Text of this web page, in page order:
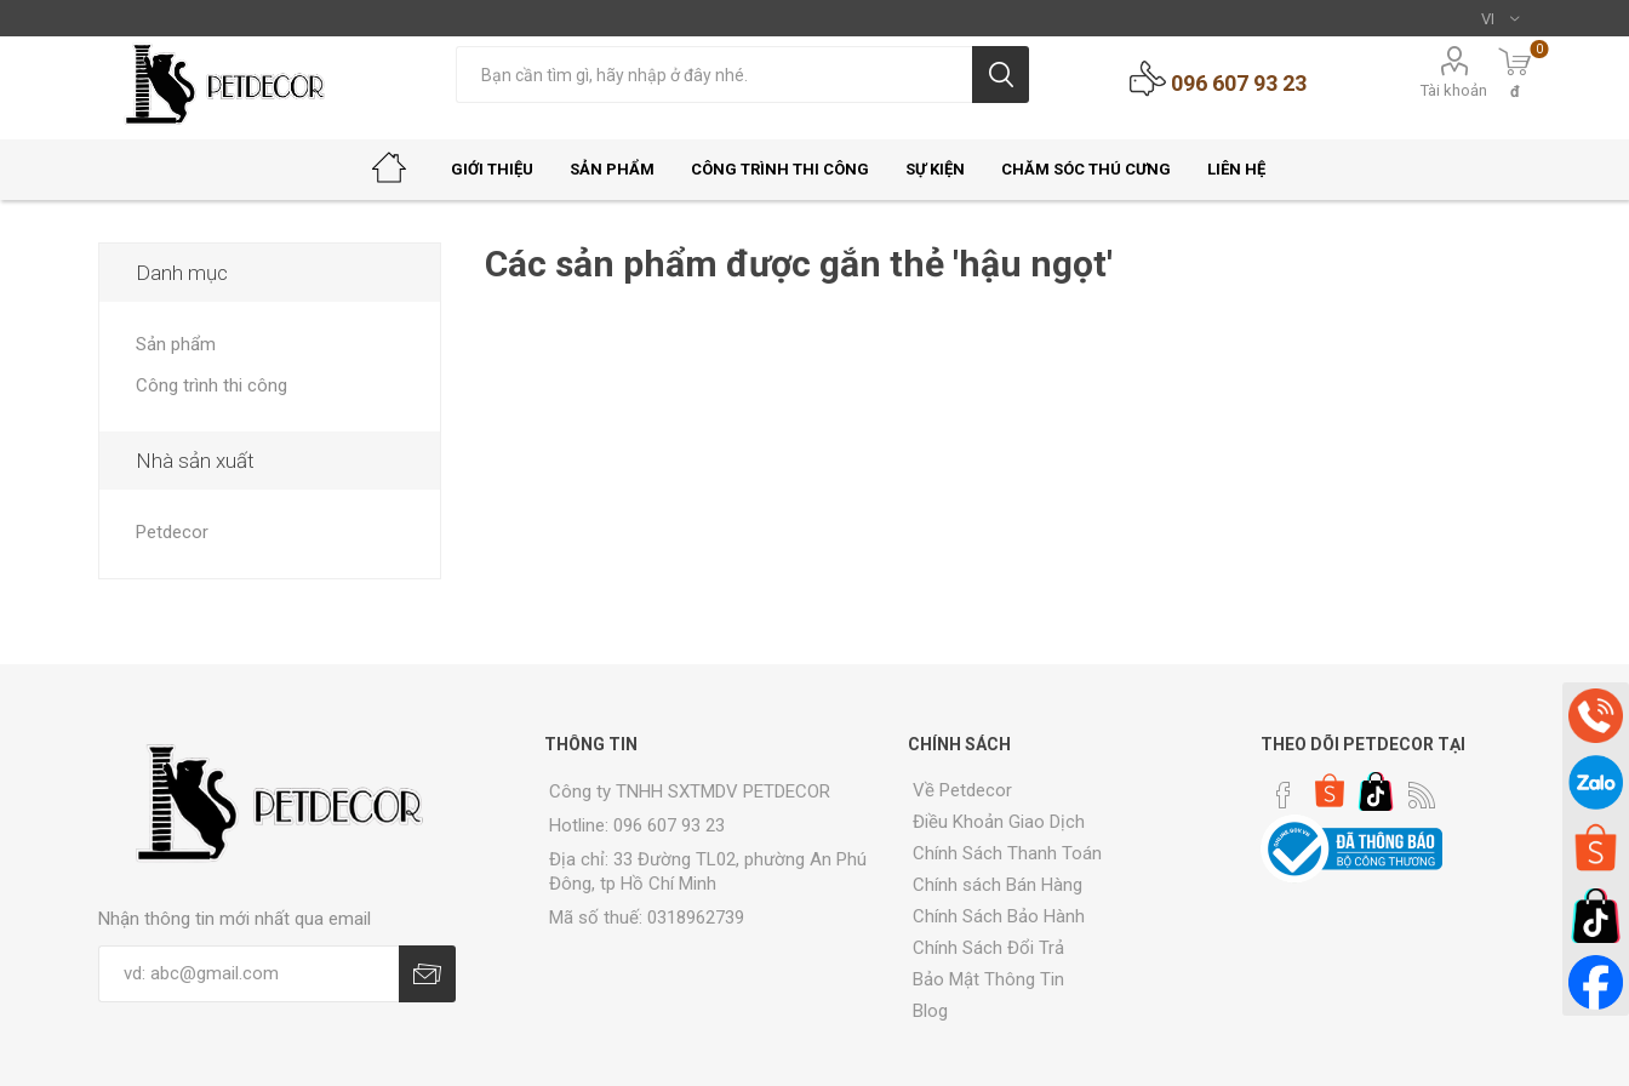
096 607 93 23 Tài khoản
0
đ
GIỚI THIỆU SẢN PHẨM CÔNG TRÌNH THI CÔNG SỰ KIỆN CHĂM SÓC THÚ CƯNG LIÊN HỆ
Các sản phẩm được gắn thẻ 'hậu ngọt'
Danh mục
Sản phẩm
Công trình thi công
Nhà sản xuất
Petdecor
Nhận thông tin mới nhất qua email
THÔNG TIN
Công ty TNHH SXTMDV PETDECOR
Hotline: 096 607 93 23
Địa chỉ: 33 Đường TL02, phường An Phú
Đông, tp Hồ Chí Minh
Mã số thuế: 0318962739
CHÍNH SÁCH
Về Petdecor
Điều Khoản Giao Dịch
Chính Sách Thanh Toán
Chính sách Bán Hàng
Chính Sách Bảo Hành
Chính Sách Đổi Trả
Bảo Mật Thông Tin
Blog
THEO DÕI PETDECOR TẠI